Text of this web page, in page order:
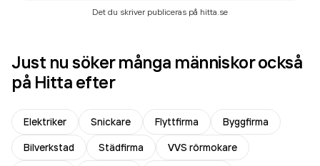
Det du skriver publiceras på hitta.se
Just nu söker många människor också
på Hitta efter
Elektriker Snickare Flyttfirma
Byggfirma
Bilverkstad
Städfirma
VVS rörmokare